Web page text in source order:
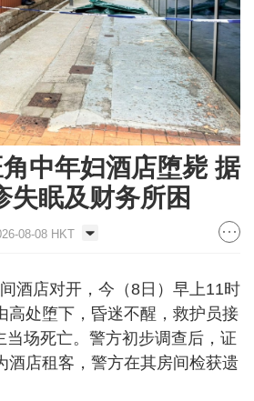
中年妇酒店堕毙 据
失眠及财务所困
08-08 HKT
酒店对开，今（8日）早上11时
高处堕下，昏迷不醒，救护员接
当场死亡。警方初步调查后，证
酒店租客，警方在其房间检获遗